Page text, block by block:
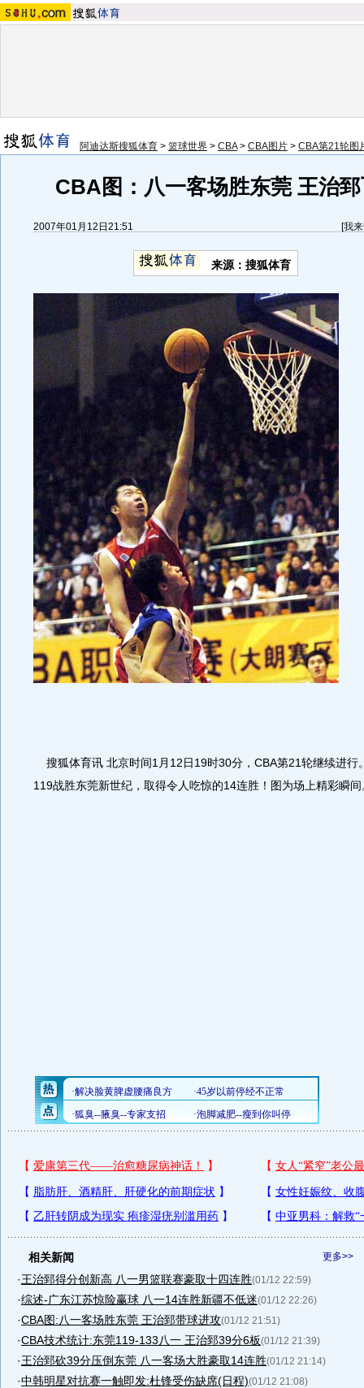
阿迪达斯搜狐体育 > 篮球世界 > CBA> CBA图片 > CBA第21轮图
CBA图：八一客场胜东莞 王治
2007年01月12日21:51 [我
来源：搜狐体育
搜狐体育讯 北京时间1月12日19时30分，CBA第21轮继续进行
119战胜东莞新世纪，取得令人吃惊的14连胜！图为场上精彩瞬间
更多>>
相关新闻
·王治郅得分创新高 八一男篮联赛豪取十四连胜(01/12 22:59)
·综述-广东江苏惊险赢球 八一14连胜新疆不低迷(01/12 22:26)
·CBA图:八一客场胜东莞 王治郅带球进攻(01/12 21:51)
·CBA技术统计:东莞119-133八一 王治郅39分6板(01/12 21:39)
·王治郅砍39分压倒东莞 八一客场大胜豪取14连胜(01/12 21:14)
·中韩明星对抗赛一触即发:杜锋受伤缺席(日程)(01/12 21:08)